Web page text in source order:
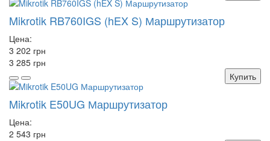
Mikrotik RB760IGS (hEX S) Маршрутизатор
Цена:
3 202 грн
3 285 грн
Купить
Mikrotik E50UG Маршрутизатор
Цена:
2 543 грн